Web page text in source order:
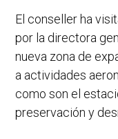
El conseller ha
por la directora
nueva zona de
a actividades
como son el
preservación y